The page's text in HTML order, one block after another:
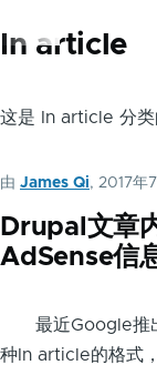
包
In article
这是 In article 分类
由 James Qi, 2017年7
Drupal文章
AdSense信
最近Google推出
种In article的格式